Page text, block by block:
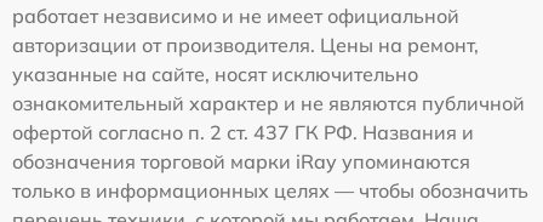
работает независимо и не имеет официальной
авторизации от производителя. Цены на ремонт,
указанные на сайте, носят исключительно
ознакомительный характер и не являются публичной
офертой согласно п. 2 ст. 437 ГК РФ. Названия и
обозначения торговой марки iRay упоминаются
только в информационных целях — чтобы обозначить